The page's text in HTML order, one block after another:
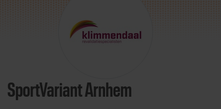
SportVariant Arnhem